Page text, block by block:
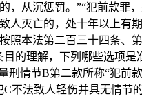
，从沉惩罚。”“犯前款罪
人灭亡的，处十年以上有
照本法第二百三十四条、
目的理解，下列哪些选项是
刑情节B第二款所称“犯前
C不法致人轻伤并具无情节